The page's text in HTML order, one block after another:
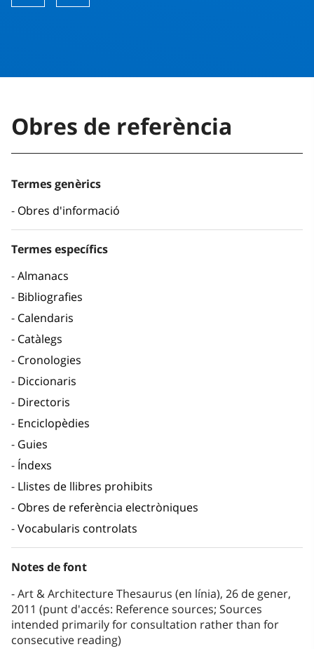
Obres de referència
Termes genèrics
Obres d'informació
Termes específics
Almanacs
Bibliografies
Calendaris
Catàlegs
Cronologies
Diccionaris
Directoris
Enciclopèdies
Guies
Índexs
Llistes de llibres prohibits
Obres de referència electròniques
Vocabularis controlats
Notes de font
Art & Architecture Thesaurus (en línia), 26 de gener,
2011 (punt d'accés: Reference sources; Sources
intended primarily for consultation rather than for
consecutive reading)